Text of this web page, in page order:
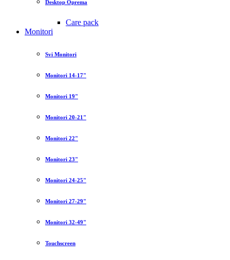
Desktop Oprema
Care pack
Monitori
Svi Monitori
Monitori 14-17"
Monitori 19"
Monitori 20-21"
Monitori 22"
Monitori 23"
Monitori 24-25"
Monitori 27-29"
Monitori 32-49"
Touchscreen